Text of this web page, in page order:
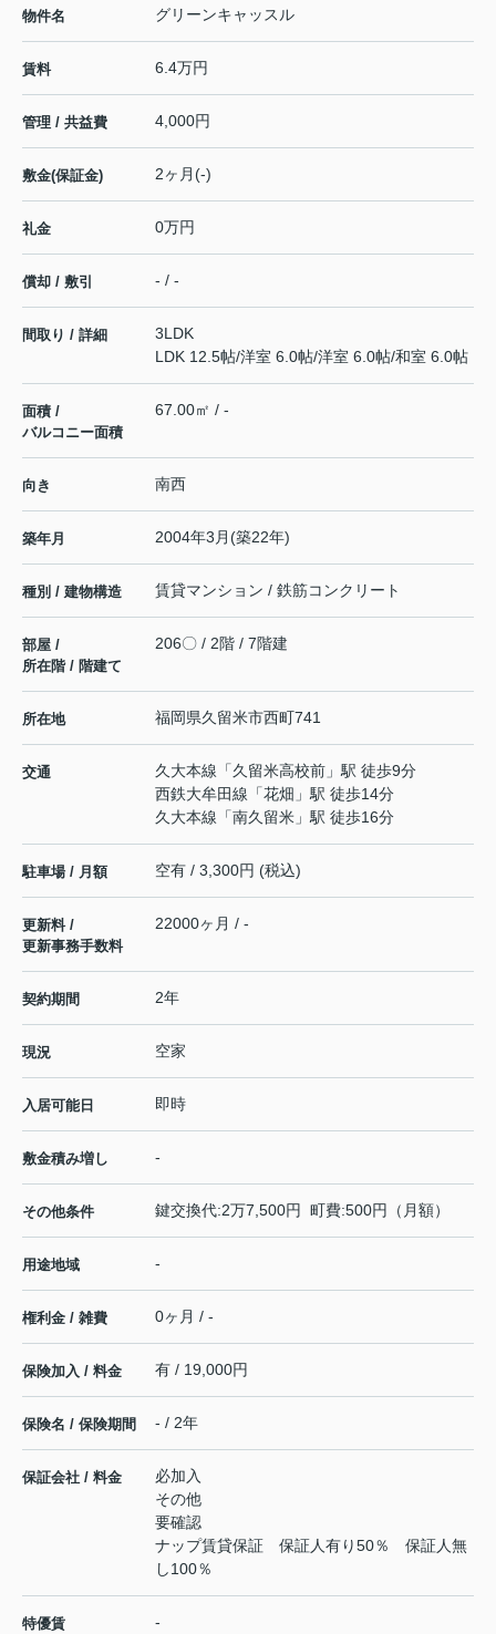
物件名 グリーンキャッスル
賃料 6.4万円
管理 / 共益費 4,000円
敷金(保証金) 2ヶ月(-)
礼金 0万円
償却 / 敷引 - / -
間取り / 詳細
3LDK
LDK 12.5帖/洋室 6.0帖/洋室 6.0帖/和室 6.0帖
面積 /
バルコニー面積
67.00㎡ / -
向き 南西
築年月 2004年3月(築22年)
種別 / 建物構造 賃貸マンション / 鉄筋コンクリート
部屋 /
所在階 / 階建て
206〇 / 2階 / 7階建
所在地 福岡県久留米市西町741
交通 久大本線 「久留米高校前 」駅 徒歩9分
西鉄大牟田線 「花畑 」駅 徒歩14分
久大本線 「南久留米 」駅 徒歩16分
駐車場 / 月額 空有 / 3,300円 (税込)
更新料 /
更新事務手数料
22000ヶ月 / -
契約期間 2年
現況 空家
入居可能日 即時
敷金積み増し -
その他条件 鍵交換代:2万7,500円 町費:500円（月額）
用途地域 -
権利金 / 雑費 0ヶ月 / -
保険加入 / 料金 有 / 19,000円
保険名 / 保険期間 - / 2年
保証会社 / 料金
必加入
その他
要確認
ナップ賃貸保証 保証人有り50％ 保証人無
し100％
特優賃 -